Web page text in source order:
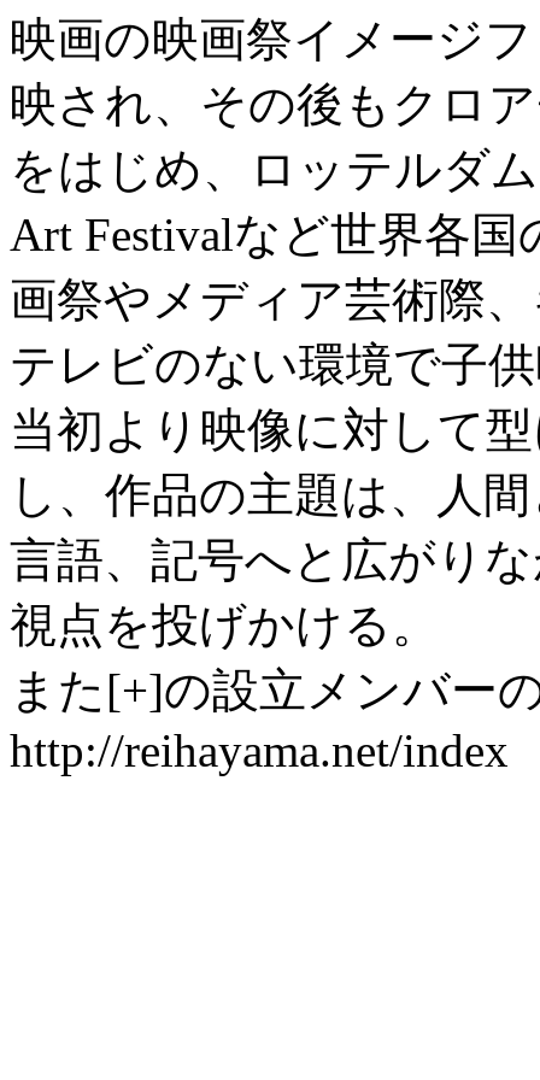
映画の映画祭イメージ
映され、その後もクロ
をはじめ、ロッテルダ
Art Festivalなど世界各
画祭やメディア芸術際
テレビのない環境で子
当初より映像に対して
し、作品の主題は、人
言語、記号へと広がり
視点を投げかける。
また[+]の設立メンバー
http://reihayama.net/index